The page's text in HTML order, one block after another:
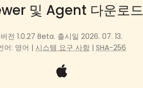
및 Agent 다운로드
버전 1.0.27 Beta. 출시일 2026. 07. 13.
어: 영어 |시스템 요구 사항 |SHA-256